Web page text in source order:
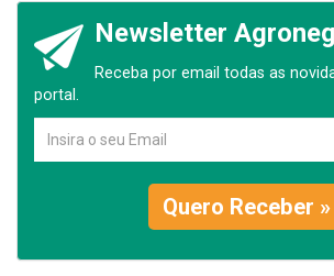
Newsletter
Receba por email todas as
portal.
Quero Receber »